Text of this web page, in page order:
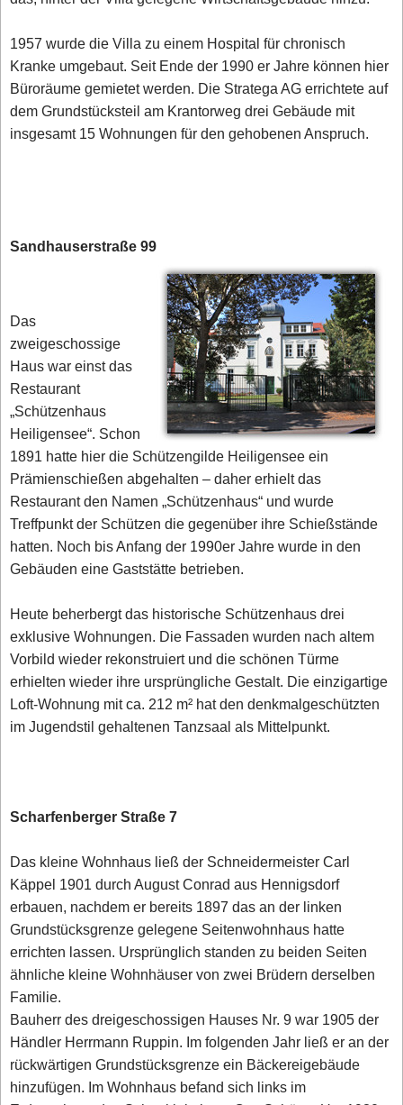
1957 wurde die Villa zu einem Hospital für chronisch
Kranke umgebaut. Seit Ende der 1990 er Jahre können hier
Büroräume gemietet werden. Die Stratega AG errichtete auf
dem Grundstücksteil am Krantorweg drei Gebäude mit
insgesamt 15 Wohnungen für den gehobenen Anspruch.
Sandhauserstraße 99
Das
zweigeschossige
Haus war einst das
Restaurant
„Schützenhaus
Heiligensee“. Schon
1891 hatte hier die Schützengilde Heiligensee ein
Prämienschießen abgehalten – daher erhielt das
Restaurant den Namen „Schützenhaus“ und wurde
Treffpunkt der Schützen die gegenüber ihre Schießstände
hatten. Noch bis Anfang der 1990er Jahre wurde in den
Gebäuden eine Gaststätte betrieben.
Heute beherbergt das historische Schützenhaus drei
exklusive Wohnungen. Die Fassaden wurden nach altem
Vorbild wieder rekonstruiert und die schönen Türme
erhielten wieder ihre ursprüngliche Gestalt. Die einzigartige
Loft-Wohnung mit ca. 212 m² hat den denkmalgeschützten
im Jugendstil gehaltenen Tanzsaal als Mittelpunkt.
Scharfenberger Straße 7
Das kleine Wohnhaus ließ der Schneidermeister Carl
Käppel 1901 durch August Conrad aus Hennigsdorf
erbauen, nachdem er bereits 1897 das an der linken
Grundstücksgrenze gelegene Seitenwohnhaus hatte
errichten lassen. Ursprünglich standen zu beiden Seiten
ähnliche kleine Wohnhäuser von zwei Brüdern derselben
Familie.
Bauherr des dreigeschossigen Hauses Nr. 9 war 1905 der
Händler Herrmann Ruppin. Im folgenden Jahr ließ er an der
rückwärtigen Grundstücksgrenze ein Bäckereigebäude
hinzufügen. Im Wohnhaus befand sich links im